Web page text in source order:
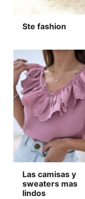
Ste fashion
Las camisas y
sweaters mas
lindos